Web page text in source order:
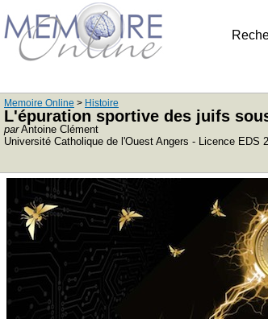
Memoire Online > Histoire
L'épuration sportive des juifs
parAntoine Clément
Université Catholique de l'Ouest Angers - Licence EDS